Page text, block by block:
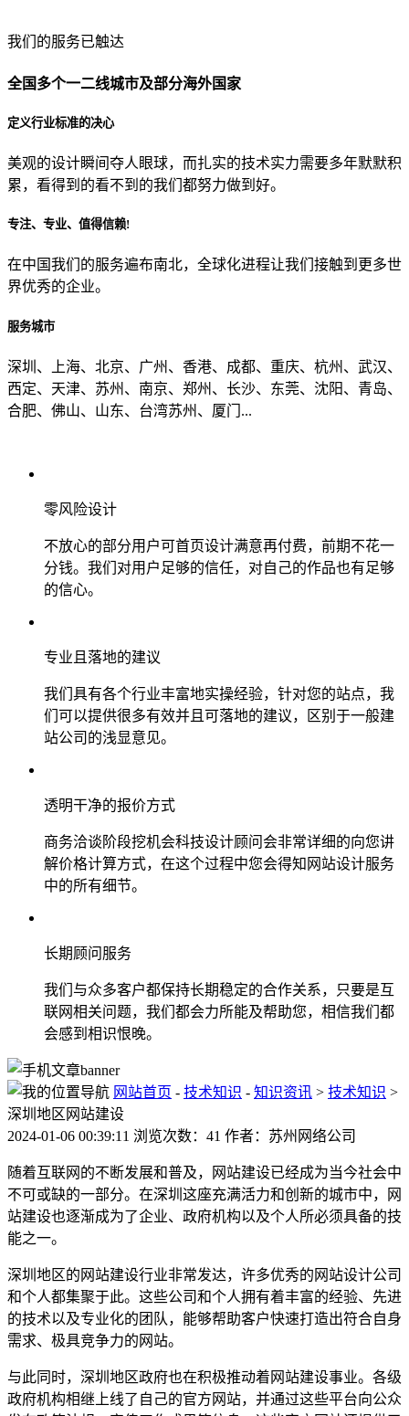
贵公司预算范围是？
贵公司的团队规模是？
目前主要的营销渠道是？
我们的服务已触达
全国多个一二线城市及部分海外国家
定义行业标准的决心
美观的设计瞬间夺人眼球，而扎实的技术实力需要多年默默积
累，看得到的看不到的我们都努力做到好。
专注、专业、值得信赖!
在中国我们的服务遍布南北，全球化进程让我们接触到更多世
界优秀的企业。
服务城市
深圳、上海、北京、广州、香港、成都、重庆、杭州、武汉、
西定、天津、苏州、南京、郑州、长沙、东莞、沈阳、青岛、
合肥、佛山、山东、台湾苏州、厦门...
零风险设计
不放心的部分用户可首页设计满意再付费，前期不花一
分钱。我们对用户足够的信任，对自己的作品也有足够
的信心。
专业且落地的建议
我们具有各个行业丰富地实操经验，针对您的站点，我
们可以提供很多有效并且可落地的建议，区别于一般建
站公司的浅显意见。
透明干净的报价方式
商务洽谈阶段挖机会科技设计顾问会非常详细的向您讲
解价格计算方式，在这个过程中您会得知网站设计服务
中的所有细节。
长期顾问服务
我们与众多客户都保持长期稳定的合作关系，只要是互
联网相关问题，我们都会力所能及帮助您，相信我们都
会感到相识恨晚。
网站首页 - 技术知识 - 知识资讯 > 技术知识 >
深圳地区网站建设
2024-01-06 00:39:11 浏览次数：41 作者：苏州网络公司
随着互联网的不断发展和普及，网站建设已经成为当今社会中
不可或缺的一部分。在深圳这座充满活力和创新的城市中，网
站建设也逐渐成为了企业、政府机构以及个人所必须具备的技
能之一。
深圳地区的网站建设行业非常发达，许多优秀的网站设计公司
和个人都集聚于此。这些公司和个人拥有着丰富的经验、先进
的技术以及专业化的团队，能够帮助客户快速打造出符合自身
需求、极具竞争力的网站。
与此同时，深圳地区政府也在积极推动着网站建设事业。各级
政府机构相继上线了自己的官方网站，并通过这些平台向公众